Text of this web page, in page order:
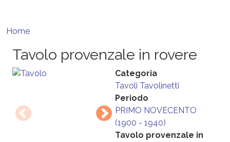
Briciole di pane
Home
Tavolo provenzale in rovere
Categoria
Tavoli Tavolinetti
Periodo
PRIMO NOVECENTO
(1900 - 1940)
Tavolo provenzale in